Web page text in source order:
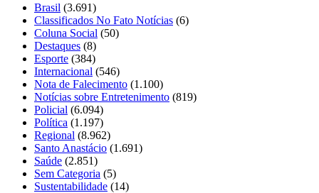
Brasil (3.691)
Classificados No Fato Notícias (6)
Coluna Social (50)
Destaques (8)
Esporte (384)
Internacional (546)
Nota de Falecimento (1.100)
Notícias sobre Entretenimento (819)
Policial (6.094)
Política (1.197)
Regional (8.962)
Santo Anastácio (1.691)
Saúde (2.851)
Sem Categoria (5)
Sustentabilidade (14)